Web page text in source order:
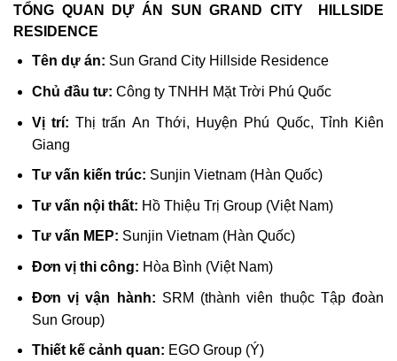
TỔNG QUAN DỰ ÁN SUN GRAND CITY HILLSIDE
RESIDENCE
Tên dự án: Sun Grand City Hillside Residence
Chủ đầu tư: Công ty TNHH Mặt Trời Phú Quốc
Vị trí: Thị trấn An Thới, Huyện Phú Quốc, Tỉnh Kiên
Giang
Tư vấn kiến trúc: Sunjin Vietnam (Hàn Quốc)
Tư vấn nội thất: Hồ Thiệu Trị Group (Việt Nam)
Tư vấn MEP: Sunjin Vietnam (Hàn Quốc)
Đơn vị thi công: Hòa Bình (Việt Nam)
Đơn vị vận hành: SRM (thành viên thuộc Tập đoàn
Sun Group)
Thiết kế cảnh quan: EGO Group (Ý)